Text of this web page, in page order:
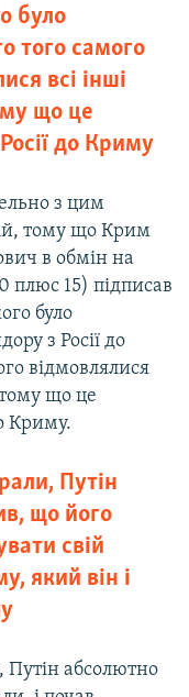
було
того самого
всі інші
що це
до Криму
з цим
тому що Крим
в обмін на
плюс 15) підписав
було
з Росії до
відмовлялися
тому що це
Криму.
Путін
що його
свій
який він і
абсолютно